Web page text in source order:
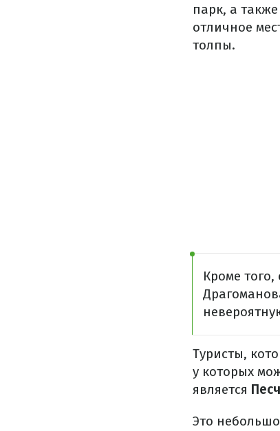
парк, а
отличное
толпы.
Кроме
Туристы,
у которых
является
Это